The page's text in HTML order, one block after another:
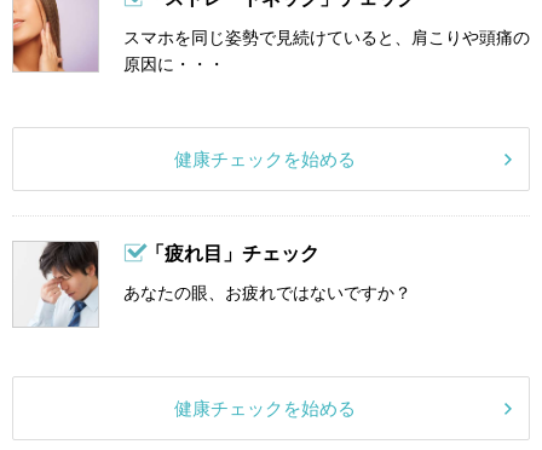
スマホを同じ姿勢で見続けていると、肩こりや頭痛の
原因に・・・
健康チェックを始める
「疲れ目」チェック
あなたの眼、お疲れではないですか？
健康チェックを始める